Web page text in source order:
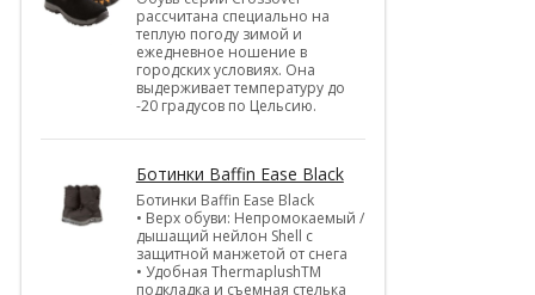
рассчитана специально на
теплую погоду зимой и
ежедневное ношение в
городских условиях. Она
выдерживает температуру до
-20 градусов по Цельсию.
Ботинки Baffin Ease Black
Ботинки Baffin Ease Black
• Верх обуви: Непромокаемый /
дышащий нейлон Shell c
защитной манжетой от снега
• Удобная ThermaplushTM
подкладка и съемная стелька